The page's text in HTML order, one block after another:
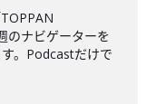
のナビゲーターを
。Podcastだけで